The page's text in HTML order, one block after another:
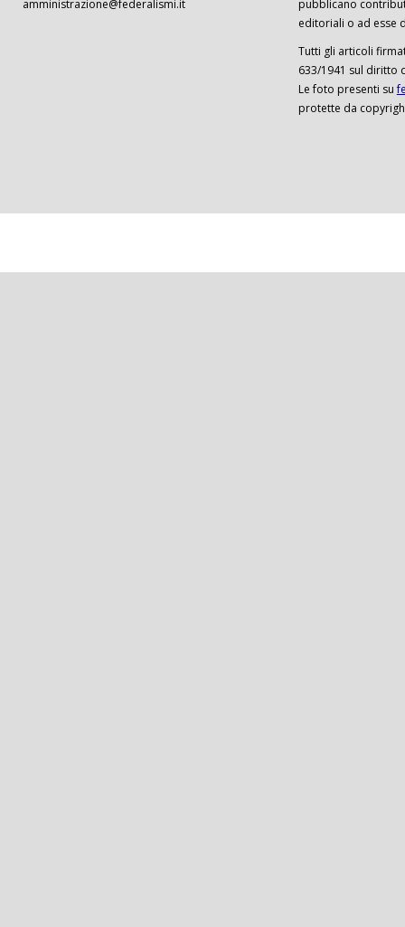
amministrazione@federalismi.it
pubblicano
editoriali o ad esse
Tutti gli articoli
633/1941 sul diritto
Le foto presenti su
protette da